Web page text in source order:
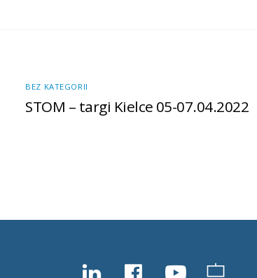
BEZ KATEGORII
STOM – targi Kielce 05-07.04.2022